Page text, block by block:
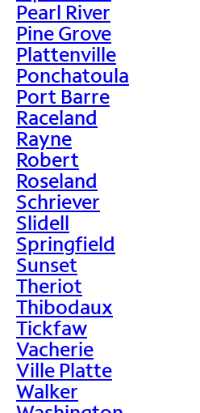
Pearl River
Pine Grove
Plattenville
Ponchatoula
Port Barre
Raceland
Rayne
Robert
Roseland
Schriever
Slidell
Springfield
Sunset
Theriot
Thibodaux
Tickfaw
Vacherie
Ville Platte
Walker